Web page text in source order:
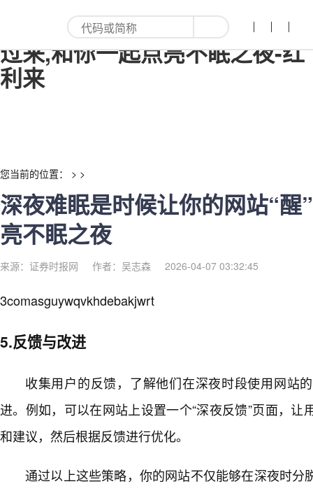
深夜难眠是时候让你的网站“醒”
过来,和你一起点亮不眠之夜-红
利来
您当前的位置： > >
深夜难眠是时候让你的网站“醒
亮不眠之夜
来源：证券时报网 作者：吴志森 2026-04-07 03:32:45
3comasguywqvkhdebakjwrt
5.反馈与改进
收集用户的反馈，了解他们在深夜时段使用网站
进。例如，可以在网站上设置一个“深夜反馈”页面，让
和建议，然后根据反馈进行优化。
通过以上这些策略，你的网站不仅能够在深夜时分